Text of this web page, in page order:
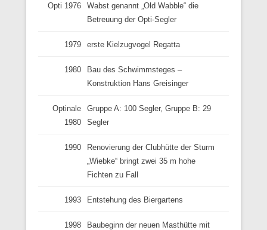
Opti 1976
Wabst genannt „Old Wabble“ die
Betreuung der Opti-Segler
1979 erste Kielzugvogel Regatta
1980
Bau des Schwimmsteges –
Konstruktion Hans Greisinger
Optinale
1980
Gruppe A: 100 Segler, Gruppe B: 29
Segler
1990
Renovierung der Clubhütte der Sturm
„Wiebke“ bringt zwei 35 m hohe
Fichten zu Fall
1993 Entstehung des Biergartens
1998
Baubeginn der neuen Masthütte mit